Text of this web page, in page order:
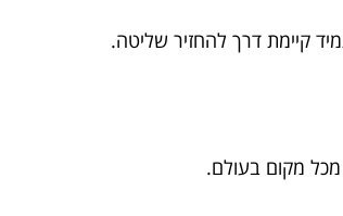
קיימת דרך להחזיר שליטה.
מכל מקום בעולם.